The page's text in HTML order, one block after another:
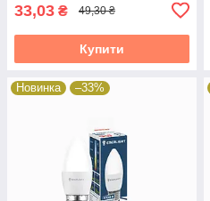
33,03 ₴ 49,30 ₴
Купити
Новинка –33%